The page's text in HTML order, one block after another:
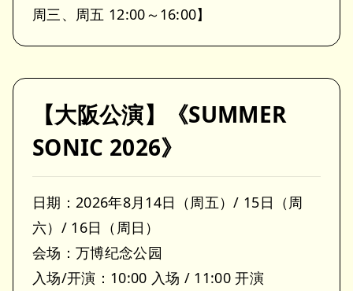
周三、周五 12:00～16:00】
【大阪公演】《SUMMER
SONIC 2026》
日期：2026年8月14日（周五）/ 15日（周
六）/ 16日（周日）
会场：万博纪念公园
入场/开演：10:00 入场 / 11:00 开演